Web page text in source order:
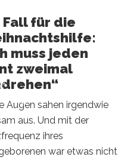
Fall für die
muss jeden
zweimal
Augen sahen irgendwie
aus. Und mit der
ihres
war etwas nicht